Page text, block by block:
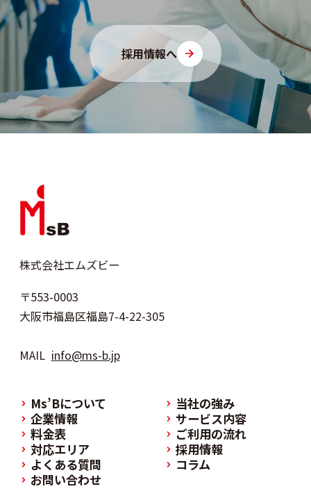
採用情報へ
株式会社エムズビー
〒553-0003
大阪市福島区福島7-4-22-305
MAIL info@ms-b.jp
Ms’Bについて
当社の強み
企業情報
サービス内容
料金表
ご利用の流れ
対応エリア
採用情報
よくある質問
コラム
お問い合わせ